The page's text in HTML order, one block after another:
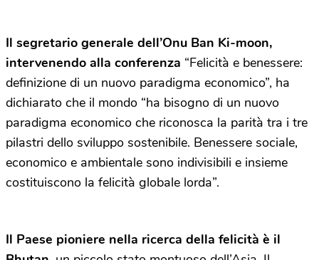
Il segretario generale dell’Onu Ban Ki-moon,
intervenendo alla conferenza “Felicità e benessere:
definizione di un nuovo paradigma economico”, ha
dichiarato che il mondo “ha bisogno di un nuovo
paradigma economico che riconosca la parità tra i tre
pilastri dello sviluppo sostenibile. Benessere sociale,
economico e ambientale sono indivisibili e insieme
costituiscono la felicità globale lorda”.
Il Paese pioniere nella ricerca della felicità è il